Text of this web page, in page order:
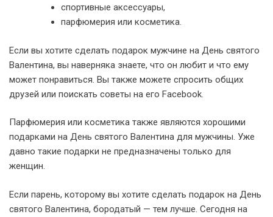
спортивные аксессуары,
парфюмерия или косметика.
Если вы хотите сделать подарок мужчине на День святого
Валентина, вы наверняка знаете, что он любит и что ему
может понравиться. Вы также можете спросить общих
друзей или поискать советы на его Facebook.
Парфюмерия или косметика также являются хорошими
подарками на День святого Валентина для мужчины. Уже
давно такие подарки не предназначены только для
женщин.
Если парень, которому вы хотите сделать подарок на День
святого Валентина, бородатый — тем лучше. Сегодня на